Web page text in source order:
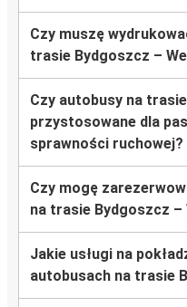
Czy muszę
trasie Bydgoszcz –
Czy autobusy na
przystosowane dla
sprawności ruchowej?
Czy mogę
na trasie Bydgoszcz –
Jakie usługi na
autobusach na trasie